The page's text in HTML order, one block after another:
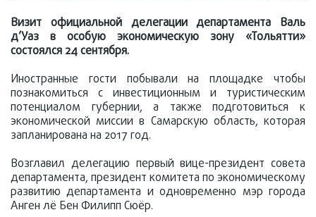
Визит официальной делегации департамента Валь
д’Уаз в особую экономическую зону «Тольятти»
состоялся 24 сентября.
Иностранные гости побывали на площадке чтобы
познакомиться с инвестиционным и туристическим
потенциалом губернии, а также подготовиться к
экономической миссии в Самарскую область, которая
запланирована на 2017 год.
Возглавил делегацию первый вице-президент совета
департамента, президент комитета по экономическому
развитию департамента и одновременно мэр города
Анген лё Бен Филипп Сюёр.